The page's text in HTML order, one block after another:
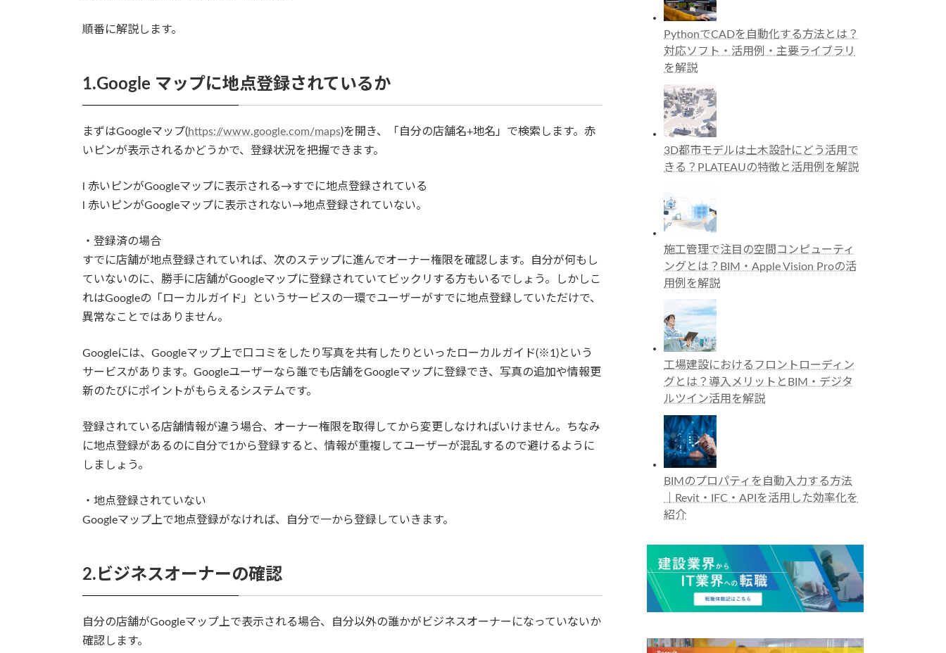
順番に解説します。
1.Google マップに地点登録されているか
まずはGoogleマップ(https://www.google.com/maps)を開き、「自分の店舗名+地名」で検索します。赤
いピンが表示されるかどうかで、登録状況を把握できます。
l 赤いピンがGoogleマップに表示される→すでに地点登録されている
l 赤いピンがGoogleマップに表示されない→地点登録されていない。
・登録済の場合
すでに店舗が地点登録されていれば、次のステップに進んでオーナー権限を確認します。自分が何もし
ていないのに、勝手に店舗がGoogleマップに登録されていてビックリする方もいるでしょう。しかしこ
れはGoogleの「ローカルガイド」というサービスの一環でユーザーがすでに地点登録していただけで、
異常なことではありません。
Googleには、Googleマップ上で口コミをしたり写真を共有したりといったローカルガイド(※1)という
サービスがあります。Googleユーザーなら誰でも店舗をGoogleマップに登録でき、写真の追加や情報更
新のたびにポイントがもらえるシステムです。
登録されている店舗情報が違う場合、オーナー権限を取得してから変更しなければいけません。ちなみ
に地点登録があるのに自分で1から登録すると、情報が重複してユーザーが混乱するので避けるように
しましょう。
・地点登録されていない
Googleマップ上で地点登録がなければ、自分で一から登録していきます。
2.ビジネスオーナーの確認
自分の店舗がGoogleマップ上で表示される場合、自分以外の誰かがビジネスオーナーになっていないか
確認します。
PythonでCADを自動化する方法とは？
対応ソフト・活用例・主要ライブラリ
を解説
3D都市モデルは土木設計にどう活用で
きる？PLATEAUの特徴と活用例を解説
施工管理で注目の空間コンピューティ
ングとは？BIM・Apple Vision Proの活
用例を解説
工場建設におけるフロントローディン
グとは？導入メリットとBIM・デジタ
ルツイン活用を解説
BIMのプロパティを自動入力する方法
｜Revit・IFC・APIを活用した効率化を
紹介